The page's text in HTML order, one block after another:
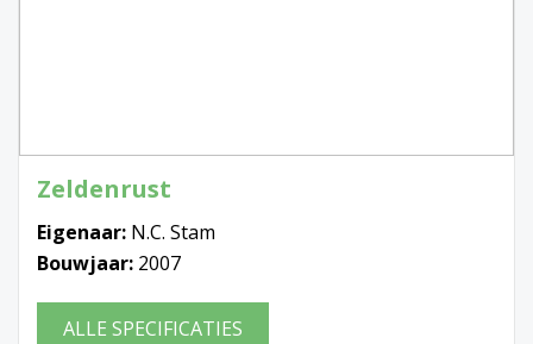
Zeldenrust
Eigenaar: N.C. Stam
Bouwjaar: 2007
ALLE SPECIFICATIES